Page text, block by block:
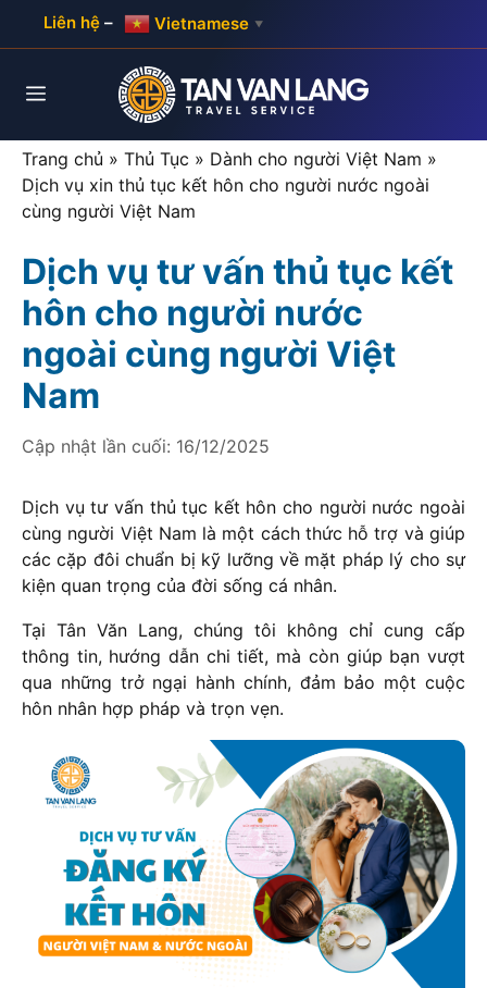
Liên hệ – Vietnamese ▼
Menu
Trang chủ » Thủ Tục » Dành cho người Việt Nam »
Dịch vụ xin thủ tục kết hôn cho người nước ngoài
cùng người Việt Nam
Dịch vụ tư vấn thủ tục kết
hôn cho người nước
ngoài cùng người Việt
Nam
Cập nhật lần cuối: 16/12/2025
Dịch vụ tư vấn thủ tục kết hôn cho người nước ngoài
cùng người Việt Nam là một cách thức hỗ trợ và giúp
các cặp đôi chuẩn bị kỹ lưỡng về mặt pháp lý cho sự
kiện quan trọng của đời sống cá nhân.
Tại Tân Văn Lang, chúng tôi không chỉ cung cấp
thông tin, hướng dẫn chi tiết, mà còn giúp bạn vượt
qua những trở ngại hành chính, đảm bảo một cuộc
hôn nhân hợp pháp và trọn vẹn.